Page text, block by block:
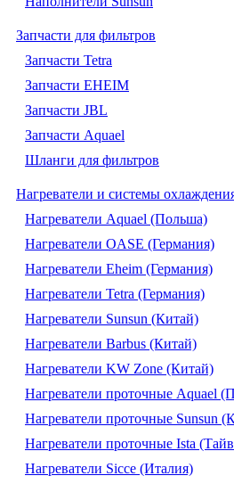
Запчасти для фильтров
Запчасти Tetra
Запчасти EHEIM
Запчасти JBL
Запчасти Aquael
Шланги для фильтров
Нагреватели и системы
Нагреватели Aquael (Польша)
Нагреватели OASE (Германия)
Нагреватели Eheim (Германия)
Нагреватели Tetra (Германия)
Нагреватели Sunsun (Китай)
Нагреватели Barbus (Китай)
Нагреватели KW Zone (Китай)
Нагреватели проточные Aquael
Нагреватели проточные Sunsun
Нагреватели проточные Ista
Нагреватели Sicce (Италия)